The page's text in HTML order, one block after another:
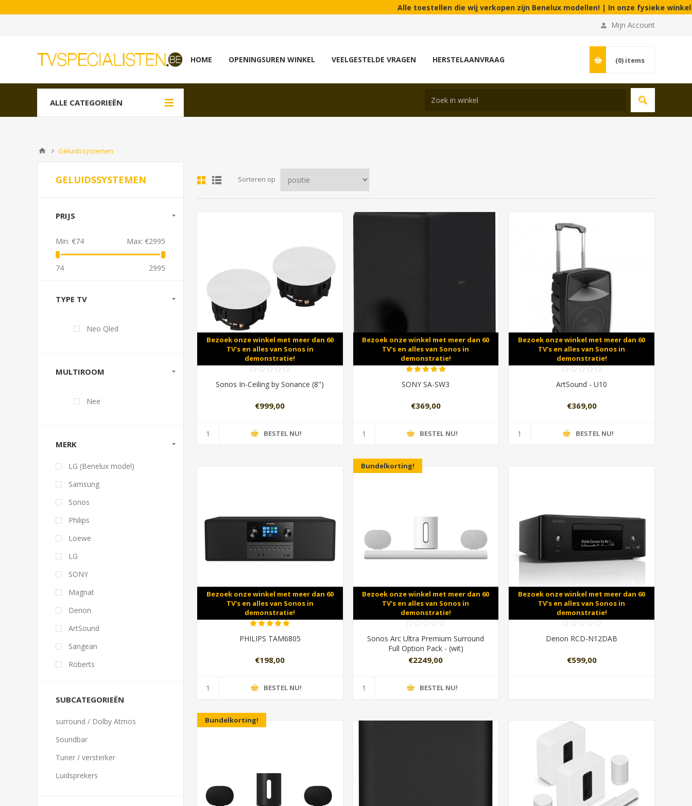
Alle toestellen die wij verkopen zijn Benelux modellen! | In onze fysieke winkel
Mijn Account
HOME OPENINGSUREN WINKEL VEELGESTELDE VRAGEN HERSTELAANVRAAG (0) items
ALLE CATEGORIEËN
Geluidssystemen
Sorteren op
Bezoek onze winkel met meer dan 60
TV's en alles van Sonos in
demonstratie!
Sonos In-Ceiling by Sonance (8")
€999,00
BESTEL NU!
Bezoek onze winkel met meer dan 60
TV's en alles van Sonos in
demonstratie!
SONY SA-SW3
€369,00
BESTEL NU!
Bezoek onze winkel met meer dan 60
TV's en alles van Sonos in
demonstratie!
ArtSound - U10
€369,00
BESTEL NU!
Bezoek onze winkel met meer dan 60
TV's en alles van Sonos in
demonstratie!
PHILIPS TAM6805
€198,00
BESTEL NU!
Bundelkorting!
Bezoek onze winkel met meer dan 60
TV's en alles van Sonos in
demonstratie!
Sonos Arc Ultra Premium Surround
Full Option Pack - (wit)
€2249,00
BESTEL NU!
Bezoek onze winkel met meer dan 60
TV's en alles van Sonos in
demonstratie!
Denon RCD-N12DAB
€599,00
Bundelkorting!
GELUIDSSYSTEMEN
PRIJS
Min: €74 Max: €2995
74 2995
TYPE TV
Neo Qled
MULTIROOM
Nee
MERK
LG (Benelux model)
Samsung
Sonos
Philips
Loewe
LG
SONY
Magnat
Denon
ArtSound
Sangean
Roberts
SUBCATEGORIEËN
surround / Dolby Atmos
Soundbar
Tuner / versterker
Luidsprekers